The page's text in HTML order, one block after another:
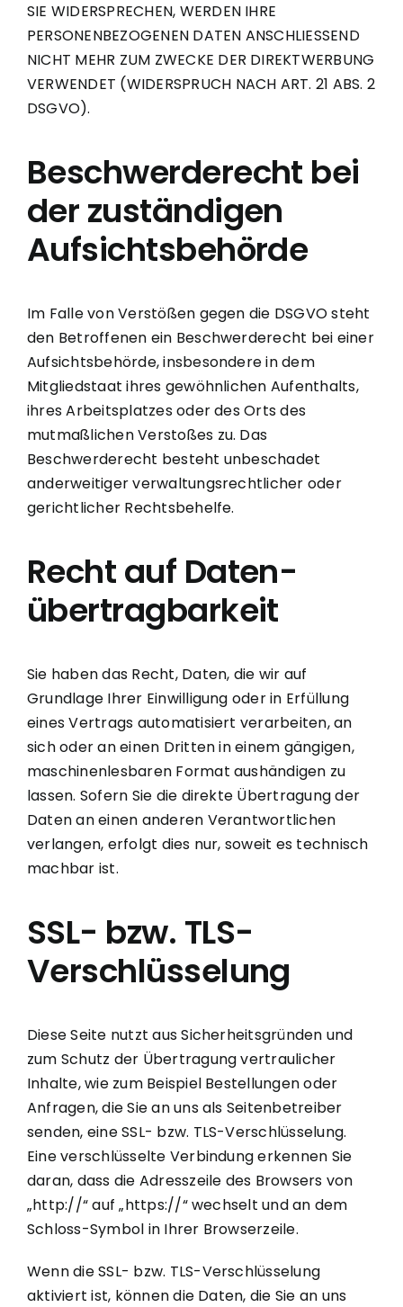
SIE WIDERSPRECHEN, WERDEN IHRE
PERSONENBEZOGENEN DATEN ANSCHLIESSEND
NICHT MEHR ZUM ZWECKE DER DIREKTWERBUNG
VERWENDET (WIDERSPRUCH NACH ART. 21 ABS. 2
DSGVO).
Beschwerde­recht bei
der zuständigen
Aufsichts­behörde
Im Falle von Verstößen gegen die DSGVO steht
den Betroffenen ein Beschwerderecht bei einer
Aufsichtsbehörde, insbesondere in dem
Mitgliedstaat ihres gewöhnlichen Aufenthalts,
ihres Arbeitsplatzes oder des Orts des
mutmaßlichen Verstoßes zu. Das
Beschwerderecht besteht unbeschadet
anderweitiger verwaltungsrechtlicher oder
gerichtlicher Rechtsbehelfe.
Recht auf Daten­
übertrag­barkeit
Sie haben das Recht, Daten, die wir auf
Grundlage Ihrer Einwilligung oder in Erfüllung
eines Vertrags automatisiert verarbeiten, an
sich oder an einen Dritten in einem gängigen,
maschinenlesbaren Format aushändigen zu
lassen. Sofern Sie die direkte Übertragung der
Daten an einen anderen Verantwortlichen
verlangen, erfolgt dies nur, soweit es technisch
machbar ist.
SSL- bzw. TLS-
Verschlüsselung
Diese Seite nutzt aus Sicherheitsgründen und
zum Schutz der Übertragung vertraulicher
Inhalte, wie zum Beispiel Bestellungen oder
Anfragen, die Sie an uns als Seitenbetreiber
senden, eine SSL- bzw. TLS-Verschlüsselung.
Eine verschlüsselte Verbindung erkennen Sie
daran, dass die Adresszeile des Browsers von
„http://“ auf „https://“ wechselt und an dem
Schloss-Symbol in Ihrer Browserzeile.
Wenn die SSL- bzw. TLS-Verschlüsselung
aktiviert ist, können die Daten, die Sie an uns